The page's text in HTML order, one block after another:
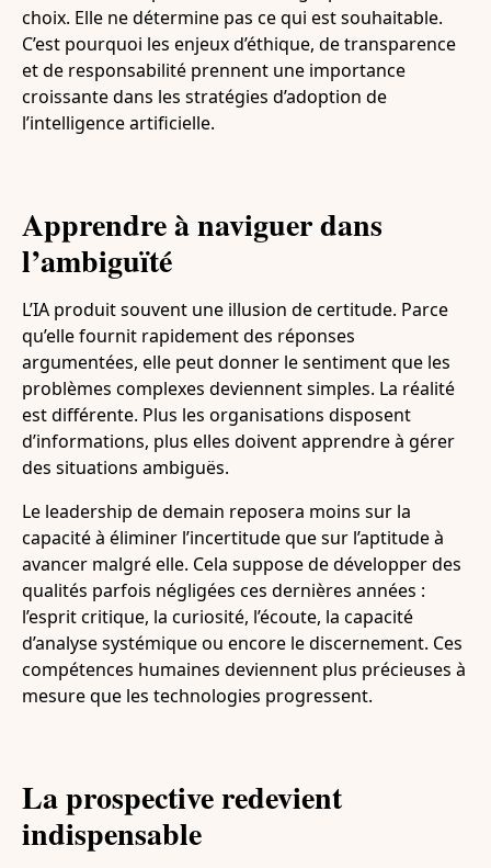
choix. Elle ne détermine pas ce qui est souhaitable.
C’est pourquoi les enjeux d’éthique, de transparence
et de responsabilité prennent une importance
croissante dans les stratégies d’adoption de
l’intelligence artificielle.
Apprendre à naviguer dans
l’ambiguïté
L’IA produit souvent une illusion de certitude. Parce
qu’elle fournit rapidement des réponses
argumentées, elle peut donner le sentiment que les
problèmes complexes deviennent simples. La réalité
est différente. Plus les organisations disposent
d’informations, plus elles doivent apprendre à gérer
des situations ambiguës.
Le leadership de demain reposera moins sur la
capacité à éliminer l’incertitude que sur l’aptitude à
avancer malgré elle. Cela suppose de développer des
qualités parfois négligées ces dernières années :
l’esprit critique, la curiosité, l’écoute, la capacité
d’analyse systémique ou encore le discernement. Ces
compétences humaines deviennent plus précieuses à
mesure que les technologies progressent.
La prospective redevient
indispensable